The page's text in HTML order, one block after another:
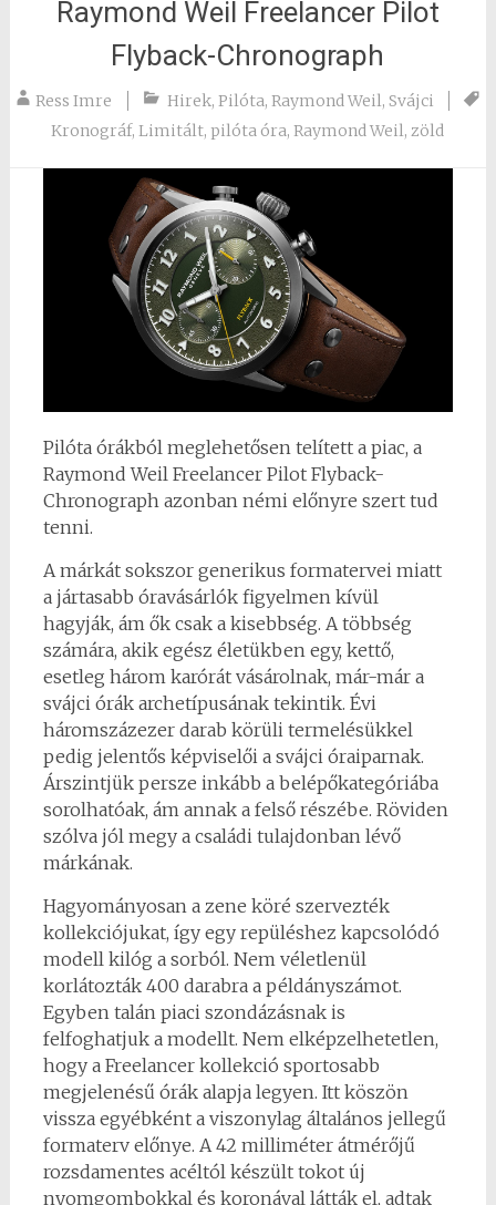
Raymond Weil Freelancer Pilot
Flyback-Chronograph
Ress Imre Hirek, Pilóta, Raymond Weil, Svájci
Kronográf,Limitált, pilóta óra,Raymond Weil,zöld
Pilóta órákból meglehetősen telített a piac, a
Raymond Weil Freelancer Pilot Flyback-
Chronograph azonban némi előnyre szert tud
tenni.
A márkát sokszor generikus formatervei miatt
a jártasabb óravásárlók figyelmen kívül
hagyják, ám ők csak a kisebbség. A többség
számára, akik egész életükben egy, kettő,
esetleg három karórát vásárolnak, már-már a
svájci órák archetípusának tekintik. Évi
háromszázezer darab körüli termelésükkel
pedig jelentős képviselői a svájci óraiparnak.
Árszintjük persze inkább a belépőkategóriába
sorolhatóak, ám annak a felső részébe. Röviden
szólva jól megy a családi tulajdonban lévő
márkának.
Hagyományosan a zene köré szervezték
kollekciójukat, így egy repüléshez kapcsolódó
modell kilóg a sorból. Nem véletlenül
korlátozták 400 darabra a példányszámot.
Egyben talán piaci szondázásnak is
felfoghatjuk a modellt. Nem elképzelhetetlen,
hogy a Freelancer kollekció sportosabb
megjelenésű órák alapja legyen. Itt köszön
vissza egyébként a viszonylag általános jellegű
formaterv előnye. A 42 milliméter átmérőjű
rozsdamentes acéltól készült tokot új
nyomgombokkal és koronával látták el, adtak